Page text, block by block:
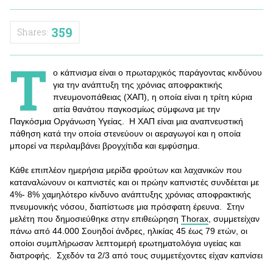
Shares: 359
Τ
ο κάπνισμα είναι ο πρωταρχικός παράγοντας κινδύνου
για την ανάπτυξη της χρόνιας αποφρακτικής
πνευμονοπάθειας (ΧΑΠ), η οποία είναι η τρίτη κύρια
αιτία θανάτου παγκοσμίως σύμφωνα με την
Παγκόσμια Οργάνωση Υγείας. Η ΧΑΠ είναι μια αναπνευστική
πάθηση κατά την οποία στενεύουν οι αεραγωγοί και η οποία
μπορεί να περιλαμβάνει βρογχίτιδα και εμφύσημα.
Κάθε επιπλέον ημερήσια μερίδα φρούτων και λαχανικών που
καταναλώνουν οι καπνιστές και οι πρώην καπνιστές συνδέεται με
4%- 8% χαμηλότερο κίνδυνο ανάπτυξης χρόνιας αποφρακτικής
πνευμονικής νόσου, διαπίστωσε μια πρόσφατη έρευνα. Στην
μελέτη που δημοσιεύθηκε στην επιθεώρηση Thorax , συμμετείχαν
πάνω από 44.000 Σουηδοί άνδρες, ηλικίας 45 έως 79 ετών, οι
οποίοι συμπλήρωσαν λεπτομερή ερωτηματολόγια υγείας και
διατροφής. Σχεδόν τα 2/3 από τους συμμετέχοντες είχαν καπνίσει